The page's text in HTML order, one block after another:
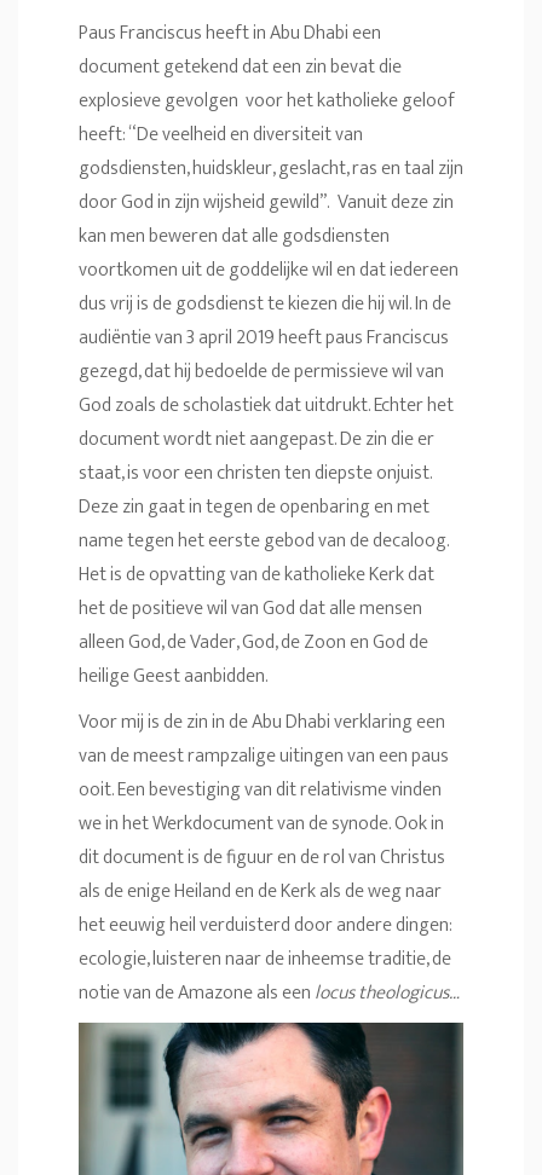
Paus Franciscus heeft in Abu Dhabi een
document getekend dat een zin bevat die
explosieve gevolgen voor het katholieke geloof
heeft: “De veelheid en diversiteit van
godsdiensten, huidskleur, geslacht, ras en taal zijn
door God in zijn wijsheid gewild”. Vanuit deze zin
kan men beweren dat alle godsdiensten
voortkomen uit de goddelijke wil en dat iedereen
dus vrij is de godsdienst te kiezen die hij wil. In de
audiëntie van 3 april 2019 heeft paus Franciscus
gezegd, dat hij bedoelde de permissieve wil van
God zoals de scholastiek dat uitdrukt. Echter het
document wordt niet aangepast. De zin die er
staat, is voor een christen ten diepste onjuist.
Deze zin gaat in tegen de openbaring en met
name tegen het eerste gebod van de decaloog.
Het is de opvatting van de katholieke Kerk dat
het de positieve wil van God dat alle mensen
alleen God, de Vader, God, de Zoon en God de
heilige Geest aanbidden.
Voor mij is de zin in de Abu Dhabi verklaring een
van de meest rampzalige uitingen van een paus
ooit. Een bevestiging van dit relativisme vinden
we in het Werkdocument van de synode. Ook in
dit document is de figuur en de rol van Christus
als de enige Heiland en de Kerk als de weg naar
het eeuwig heil verduisterd door andere dingen:
ecologie, luisteren naar de inheemse traditie, de
notie van de Amazone als eenlocus theologicus…